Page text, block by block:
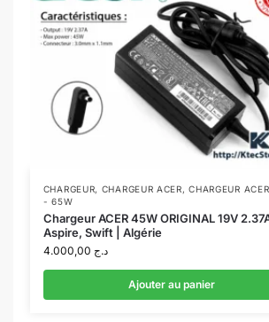
CHARGEUR, CHARGEUR ACER,CHARGEUR
- 65W
Chargeur ACER 45W ORIGINAL 19V
Aspire, Swift | Algérie
د.ج
Ajouter au panier